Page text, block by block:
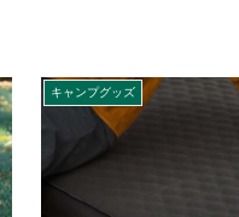
キャンプグッズ